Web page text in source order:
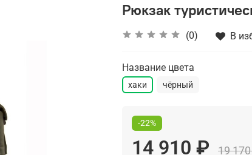
Рюкзак
(0) В
Название цвета
хаки чёрный
-22%
14 910 ₽ 19